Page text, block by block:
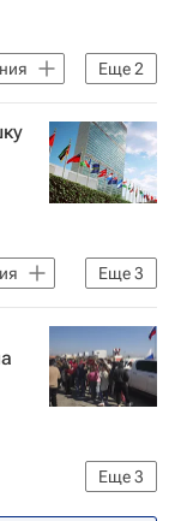
Еще2
Еще3
Еще3